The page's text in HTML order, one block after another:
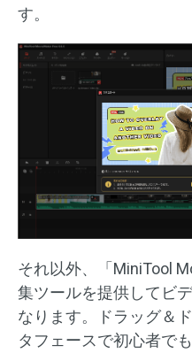
す。
それ以外、「MiniTool
集ツールを提供してビ
なります。ドラッグ＆
タフェースで初心者で